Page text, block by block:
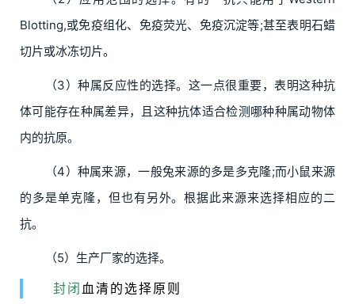
Blotting,或免疫组化、免疫荧光、免疫沉淀等;甚至表明石蜡
切片或冰冻切片。
（3）种属反应性的选择。这一点很重要，表明这种抗
体可能存在种属差异，且这种抗体适合检测哪种种属动物体
内的抗原。
（4）种属来源，一般兔来源的多是多克隆;而小鼠来源
的多是单克隆，但也有另外。根据此来源来选择相应的二
抗。
（5）生产厂家的选择。
封闭 血清的选择原则